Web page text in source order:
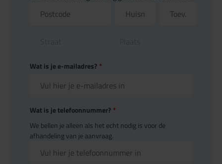
Wat is je e-mailadres? *
Wat is je telefoonnummer? *
We bellen je alleen als het echt nodig is voor de
afhandeling van je aanvraag.